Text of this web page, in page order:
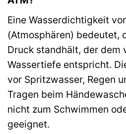
Eine Wasserdichtigkeit
(Atmosphären) bedeutet,
Druck standhält, der dem
Wassertiefe entspricht.
vor Spritzwasser, Regen
Tragen beim
nicht zum Schwimmen
geeignet.